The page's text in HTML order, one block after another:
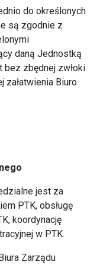
do określonych
są zgodnie z
daną Jednostką
bez zbędnej zwłoki
Biuro
jest za
PTK, obsługę
koordynację
w PTK.
Zarządu